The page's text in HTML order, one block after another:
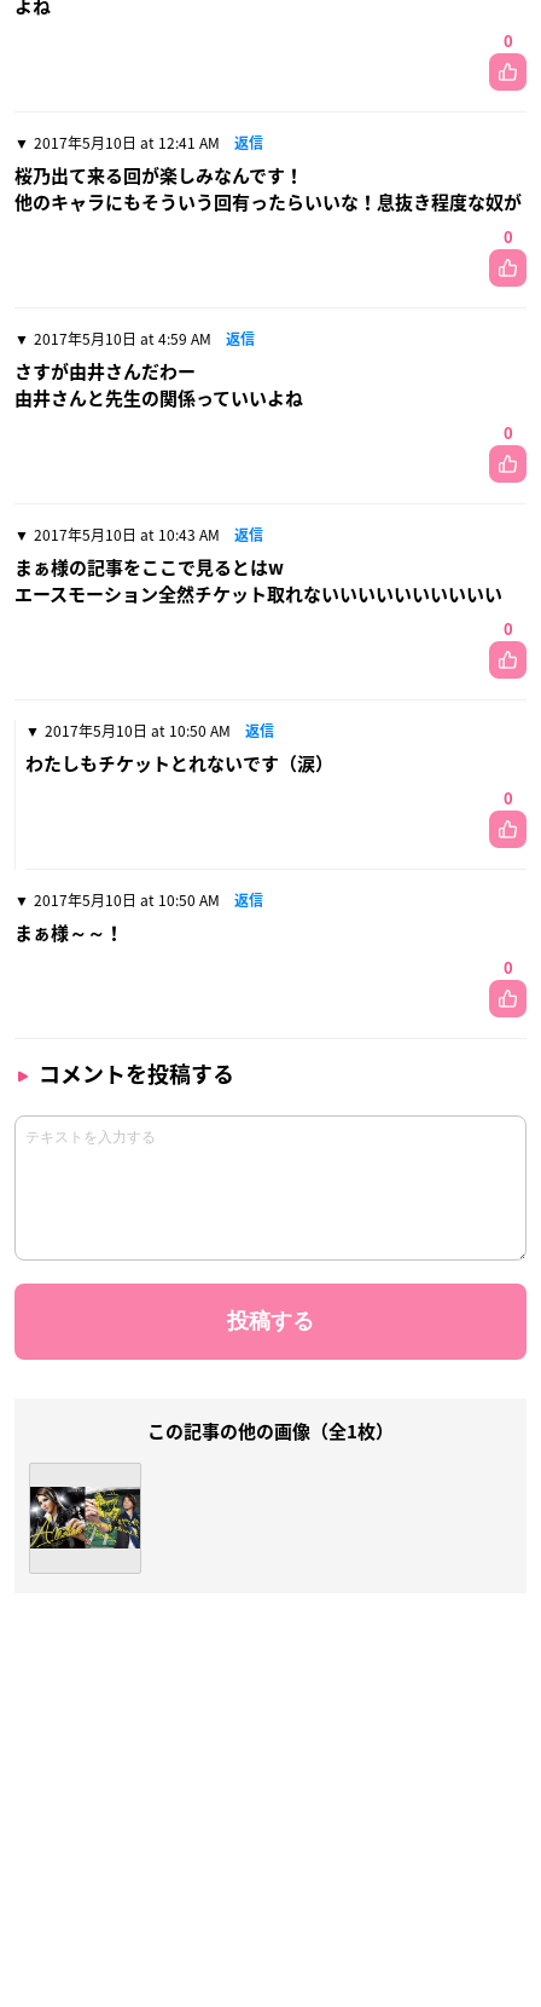
よね
0
2017年5月10日 at 12:41 AM 返信
桜乃出て来る回が楽しみなんです！
他のキャラにもそういう回有ったらいいな！息抜き程度な奴が
0
2017年5月10日 at 4:59 AM 返信
さすが由井さんだわー
由井さんと先生の関係っていいよね
0
2017年5月10日 at 10:43 AM 返信
まぁ様の記事をここで見るとはw
エースモーション全然チケット取れないいいいいいいいいい
0
2017年5月10日 at 10:50 AM 返信
わたしもチケットとれないです（涙）
0
2017年5月10日 at 10:50 AM 返信
まぁ様～～！
0
コメントを投稿する
この記事の他の画像（全1枚）